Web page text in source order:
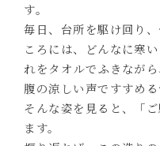
す。
毎日、台所を駆け回り
ころには、どんなに寒
れをタオルでふきなが
腹の涼しい声ですすめる
そんな姿を見ると、「
ます。